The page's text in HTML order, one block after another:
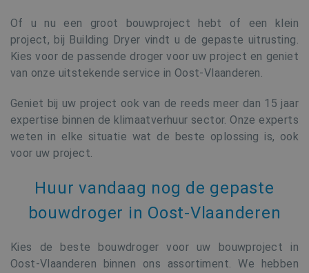
Of u nu een groot bouwproject hebt of een klein
project, bij Building Dryer vindt u de gepaste uitrusting.
Kies voor de passende droger voor uw project en geniet
van onze uitstekende service in Oost-Vlaanderen.
Geniet bij uw project ook van de reeds meer dan 15 jaar
expertise binnen de klimaatverhuur sector. Onze experts
weten in elke situatie wat de beste oplossing is, ook
voor uw project.
Huur vandaag nog de gepaste
bouwdroger in Oost-Vlaanderen
Kies de beste bouwdroger voor uw bouwproject in
Oost-Vlaanderen binnen ons assortiment. We hebben